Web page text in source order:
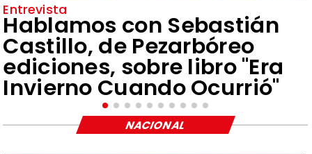
Entrevista
Hablamos con Sebastián
Castillo, de Pezarbóreo
ediciones, sobre libro "Era
Invierno Cuando Ocurrió"
NACIONAL